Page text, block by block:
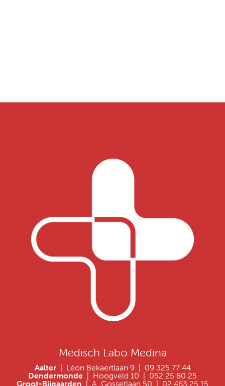
Medisch Labo Medina
Aalter | Léon Bekaertlaan 9 | 09 325 77 44
Dendermonde | Hoogveld 10 | 052 25 80 25
Groot-Bijgaarden | A. Gossetlaan 50 | 02 463 25 15